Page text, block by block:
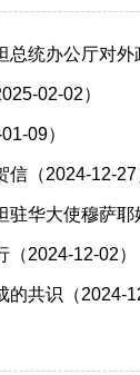
统办公厅对
02-02）
09）
（2024-12-27
华大使穆萨耶
2024-12-02）
共识（2024-